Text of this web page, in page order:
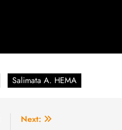
Salimata A. HEMA
Next: